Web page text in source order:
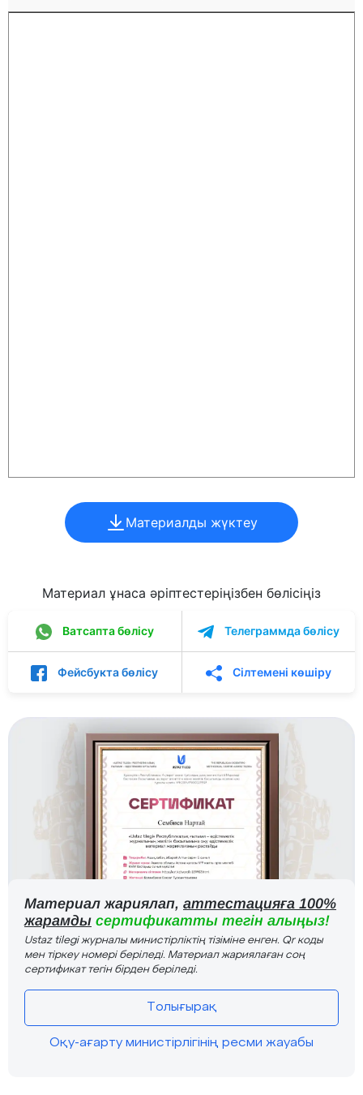
Материалды жүктеу
Материал ұнаса әріптестеріңізбен бөлісіңіз
Ватсапта бөлісу Телеграммда бөлісу
Фейсбукта бөлісу Сілтемені көшіру
Материал жариялап, аттестацияға 100%
жарамды сертификатты тегін алыңыз!
Ustaz tilegi журналы министірліктің тізіміне енген. Qr коды
мен тіркеу номері беріледі. Материал жариялаған соң
сертификат тегін бірден беріледі.
Толығырақ
Оқу-ағарту министірлігінің ресми жауабы